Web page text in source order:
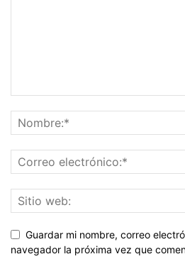
Guardar mi nombre, correo
navegador la próxima vez que